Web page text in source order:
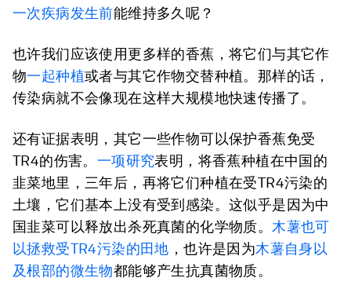
一次疾病发生前能维持多久呢？
也许我们应该使用更多样的香蕉，将它们与其它作
物一起种植或者与其它作物交替种植。那样的话，
传染病就不会像现在这样大规模地快速传播了。
还有证据表明，其它一些作物可以保护香蕉免受
TR4的伤害。 一项研究表明，将香蕉种植在中国的
韭菜地里，三年后，再将它们种植在受TR4污染的
土壤，它们基本上没有受到感染。这似乎是因为中
国韭菜可以释放出杀死真菌的化学物质。木薯也可
以拯救受TR4污染的田地 ，也许是因为木薯自身以
及根部的微生物都能够产生抗真菌物质。